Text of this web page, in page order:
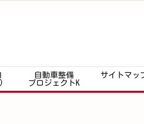
自動車整備
プロジェクトK
サイトマッ